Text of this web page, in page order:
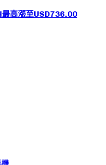
高漲至USD736.00